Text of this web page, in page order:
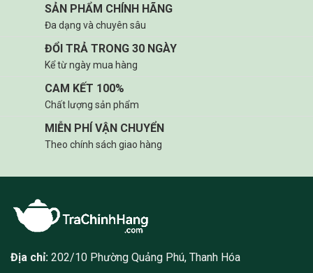
SẢN PHẨM CHÍNH HÃNG
Đa dạng và chuyên sâu
ĐỔI TRẢ TRONG 30 NGÀY
Kể từ ngày mua hàng
CAM KẾT 100%
Chất lượng sản phẩm
MIỄN PHÍ VẬN CHUYỂN
Theo chính sách giao hàng
Địa chỉ: 202/10 Phường Quảng Phú, Thanh Hóa